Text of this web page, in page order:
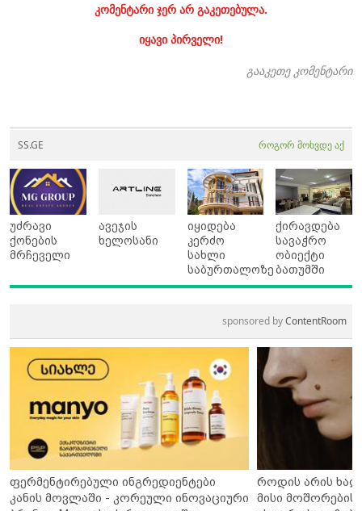
კომენტარი ჯერ არ გაკეთებულა.
იყავი პირველი!
გააკეთე კომენტარი
SS.GE როგორ მოხვდე აქ
უძრავი
ქონების
მრჩეველი
ავეჯის
ხელოსანი
იყიდება
კერძო
სახლი
საბურთალოზე
ქირავდება
სავაჭრო
ობიექტი
ბათუმში
sponsored byContentRoom
ფერმენტირებული ინგრედიენტები
კანის მოვლაში - კორეული ინოვაციური
როდის არის
მისი მოშორების